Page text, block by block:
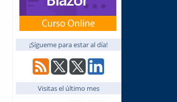
¡Sígueme para estar al día!
Visitas el último mes